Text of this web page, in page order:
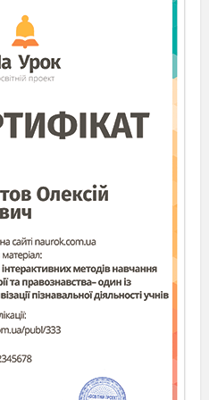
які вклали свою працю
шкільних меблів. (Діти
маляра). Правильно, це ті
тих спеціалістів, які
меблі, а й тих, які
примножують їх:
збирають насіння,